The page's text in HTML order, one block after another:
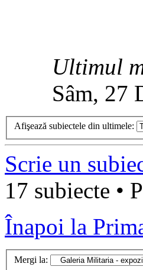
Ultimul
Sâm, 27
Afişează subiectele din ultimele:
Scrie un
17 subiecte •
Înapoi la
Mergi la: